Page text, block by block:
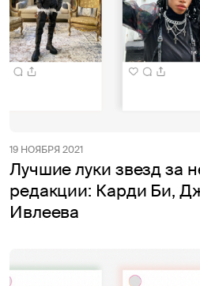
19 НОЯБРЯ 2021
Лучшие луки звезд за
редакции: Карди Би,
Ивлеева